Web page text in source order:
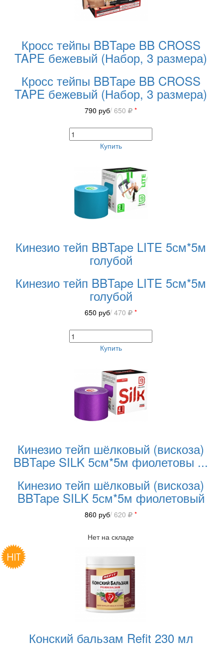
Кросс тейпы BBTape BB CROSS
TAPE бежевый (Набор, 3 размера)
Кросс тейпы BBTape BB CROSS
TAPE бежевый (Набор, 3 размера)
790 руб/ 650 *
Купить
Кинезио тейп BBTape LITE 5см*5м
голубой
Кинезио тейп BBTape LITE 5см*5м
голубой
650 руб/ 470 *
Купить
Кинезио тейп шёлковый (вискоза)
BBTape SILK 5см*5м фиолетовы ...
Кинезио тейп шёлковый (вискоза)
BBTape SILK 5см*5м фиолетовый
860 руб/ 620 *
Нет на складе
Конский бальзам Refit 230 мл